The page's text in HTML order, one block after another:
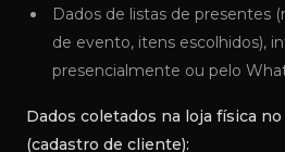
Dados de listas de presentes
de evento, itens escolhidos),
presencialmente ou pelo
Dados coletados na loja física
(cadastro de cliente):